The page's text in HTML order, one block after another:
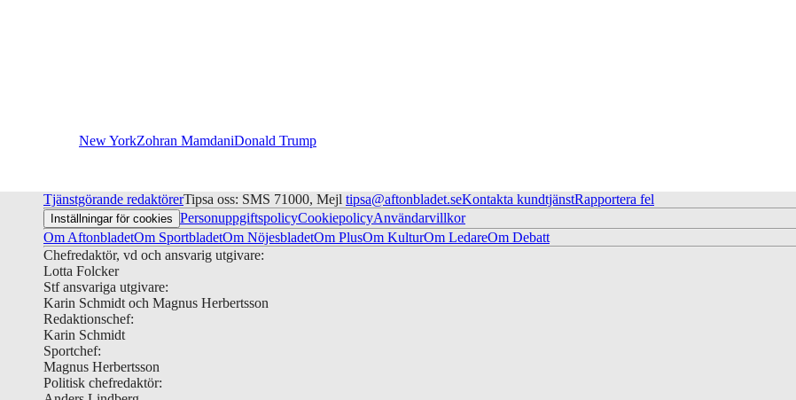
New YorkZohran MamdaniDonald Trump
Tjänstgörande redaktörerTipsa oss: SMS 71000, Mejl tipsa@aftonbladet.seKontakta kundtjänstRapportera fel
Inställningar för cookies PersonuppgiftspolicyCookiepolicyAnvändarvillkor
Om AftonbladetOm SportbladetOm NöjesbladetOm PlusOm KulturOm LedareOm Debatt
Chefredaktör, vd och ansvarig utgivare:
Lotta Folcker
Stf ansvariga utgivare:
Karin Schmidt och Magnus Herbertsson
Redaktionschef:
Karin Schmidt
Sportchef:
Magnus Herbertsson
Politisk chefredaktör: